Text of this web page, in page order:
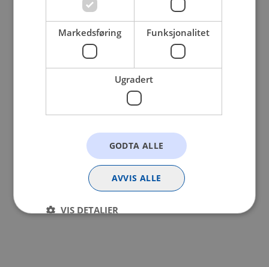
browser console for more information).
Markedsføring Funksjonalitet
Ugradert
GODTA ALLE
AVVIS ALLE
VIS DETALJER